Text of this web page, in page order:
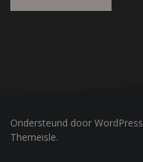
Ondersteund door WordPress
Themeisle.